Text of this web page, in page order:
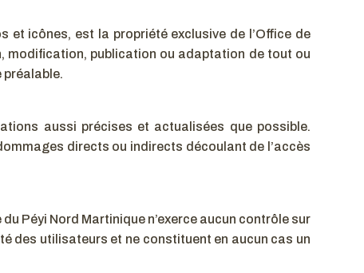
et icônes, est la propriété exclusive de l’Office de
modification, publication ou adaptation de tout ou
préalable.
aussi précises et actualisées que possible.
directs ou indirects découlant de l’accès
Péyi Nord Martinique n’exerce aucun contrôle sur
des utilisateurs et ne constituent en aucun cas un